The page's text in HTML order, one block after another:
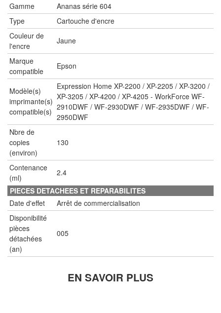
Gamme
Ananas série 604
Type
Cartouche d'encre
Couleur de
l'encre
Jaune
Marque
compatible
Epson
Modèle(s)
imprimante(s)
compatible(s)
Expression Home XP-2200 / XP-2205 / XP-3200 /
XP-3205 / XP-4200 / XP-4205 - WorkForce WF-
2910DWF / WF-2930DWF / WF-2935DWF / WF-
2950DWF
Nbre de
copies
(environ)
130
Contenance
(ml)
2.4
PIECES DETACHEES ET REPARABILITES
Date d'effet
Arrêt de commercialisation
Disponibilité
pièces
détachées
(an)
005
EN SAVOIR PLUS